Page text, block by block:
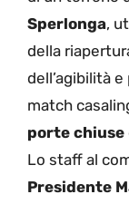
Sperlonga,
della
dell’agibilità
match
porte chiuse
Lo staff al
Presidente